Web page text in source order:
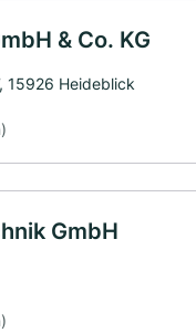
& Co. KG
15926 Heideblick
GmbH